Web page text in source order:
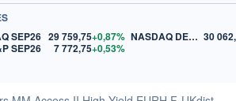
SEP26 29 759,75+0,87%
SEP26
7 772,75+0,53%
NASDAQ DEC26